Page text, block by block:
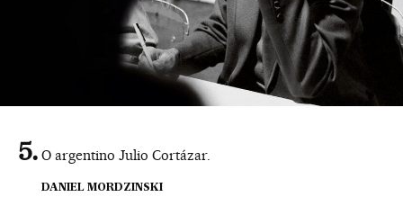
O argentino Julio Cortázar.
DANIEL MORDZINSKI